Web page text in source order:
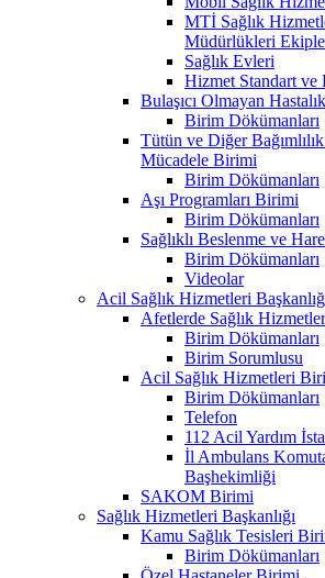
MTİ Sağlık
Müdürlükleri
Sağlık Evleri
Hizmet Standart ve
Bulaşıcı Olmayan
Birim Dökümanları
Tütün ve Diğer
Mücadele Birimi
Birim Dökümanları
Aşı Programları Birimi
Birim Dökümanları
Sağlıklı Beslenme ve
Birim Dökümanları
Videolar
Acil Sağlık Hizmetleri
Afetlerde Sağlık
Birim Dökümanları
Birim Sorumlusu
Acil Sağlık Hizmetleri
Birim Dökümanları
Telefon
112 Acil Yardım
İl Ambulans
Başhekimliği
SAKOM Birimi
Sağlık Hizmetleri Başkanlığı
Kamu Sağlık Tesisleri
Birim Dökümanları